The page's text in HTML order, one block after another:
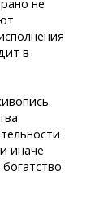
не
в
иначе